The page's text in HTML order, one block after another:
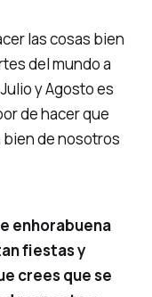
las cosas bien
del mundo a
y Agosto es
de hacer que
de nosotros
enhorabuena
fiestas y
crees que se